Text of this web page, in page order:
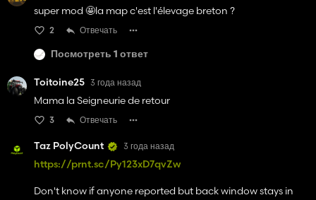
super mod 🤩la map c'est l'élevage breton ?
2 Отвечать
Посмотреть 1 ответ
Toitoine25 3 года назад
Mama la Seigneurie de retour
3 Отвечать
Taz PolyCount 3 года назад
https://prnt.sc/Py123xD7qvZw
Don't know if anyone reported but back window stays in